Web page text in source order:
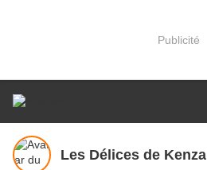
Publicité
Les Délices de Kenza